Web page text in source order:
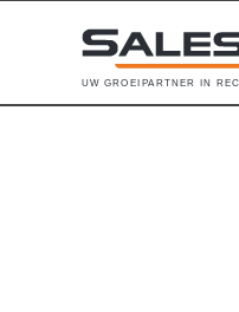
UW G RO E PA RT N E R N R EC